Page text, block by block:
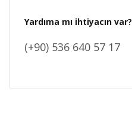
Yardıma mı ihtiyacın var?
(+90) 536 640 57 17